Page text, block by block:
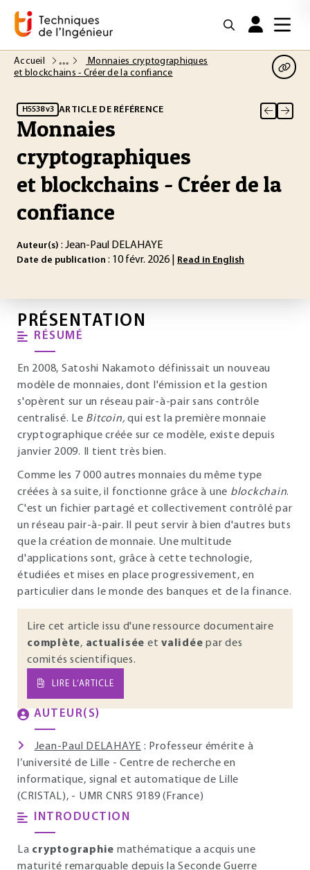
Accueil
Monnaies cryptographiques
et blockchains - Créer de la confiance
H5538 v3 ARTICLE DE RÉFÉRENCE
Monnaies
cryptographiques
et blockchains - Créer de la
confiance
Auteur(s) : Jean-Paul DELAHAYE
Date de publication : 10 févr. 2026 | Read in English
PRÉSENTATION
RÉSUMÉ
En 2008, Satoshi Nakamoto définissait un nouveau
modèle de monnaies, dont l'émission et la gestion
s'opèrent sur un réseau pair-à-pair sans contrôle
centralisé. Le Bitcoin, qui est la première monnaie
cryptographique créée sur ce modèle, existe depuis
janvier 2009. Il tient très bien.
Comme les 7 000 autres monnaies du même type
créées à sa suite, il fonctionne grâce à une blockchain.
C'est un fichier partagé et collectivement contrôlé par
un réseau pair-à-pair. Il peut servir à bien d'autres buts
que la création de monnaie. Une multitude
d'applications sont, grâce à cette technologie,
étudiées et mises en place progressivement, en
particulier dans le monde des banques et de la finance.
Lire cet article issu d'une ressource documentaire
complète, actualisée et validée par des
comités scientifiques.
LIRE L’ARTICLE
AUTEUR(S)
Jean-Paul DELAHAYE : Professeur émérite à
l’université de Lille - Centre de recherche en
informatique, signal et automatique de Lille
(CRISTAL), - UMR CNRS 9189 (France)
INTRODUCTION
La cryptographie mathématique a acquis une
maturité remarquable depuis la Seconde Guerre